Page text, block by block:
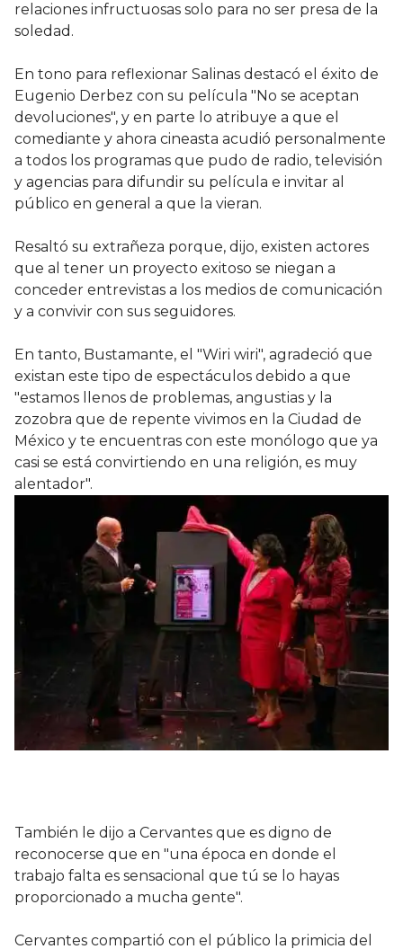
relaciones infructuosas solo para no ser presa de la
soledad.
En tono para reflexionar Salinas destacó el éxito de
Eugenio Derbez con su película "No se aceptan
devoluciones", y en parte lo atribuye a que el
comediante y ahora cineasta acudió personalmente
a todos los programas que pudo de radio, televisión
y agencias para difundir su película e invitar al
público en general a que la vieran.
Resaltó su extrañeza porque, dijo, existen actores
que al tener un proyecto exitoso se niegan a
conceder entrevistas a los medios de comunicación
y a convivir con sus seguidores.
En tanto, Bustamante, el "Wiri wiri", agradeció que
existan este tipo de espectáculos debido a que
"estamos llenos de problemas, angustias y la
zozobra que de repente vivimos en la Ciudad de
México y te encuentras con este monólogo que ya
casi se está convirtiendo en una religión, es muy
alentador".
También le dijo a Cervantes que es digno de
reconocerse que en "una época en donde el
trabajo falta es sensacional que tú se lo hayas
proporcionado a mucha gente".
Cervantes compartió con el público la primicia del